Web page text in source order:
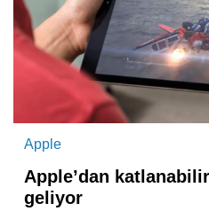
Apple
Apple’dan
geliyor